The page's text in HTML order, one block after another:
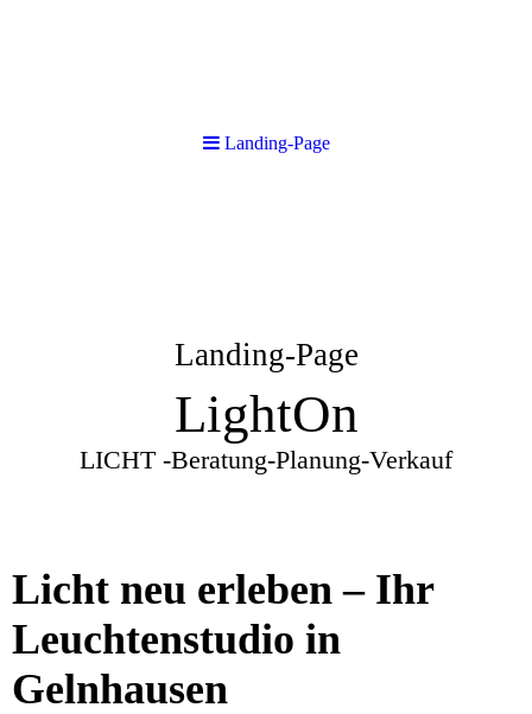
Landing-Page
LightOn
LICHT -Beratung-Planung-Verkauf
Licht neu erleben – Ihr
Leuchtenstudio in
Gelnhausen
Landing-Page